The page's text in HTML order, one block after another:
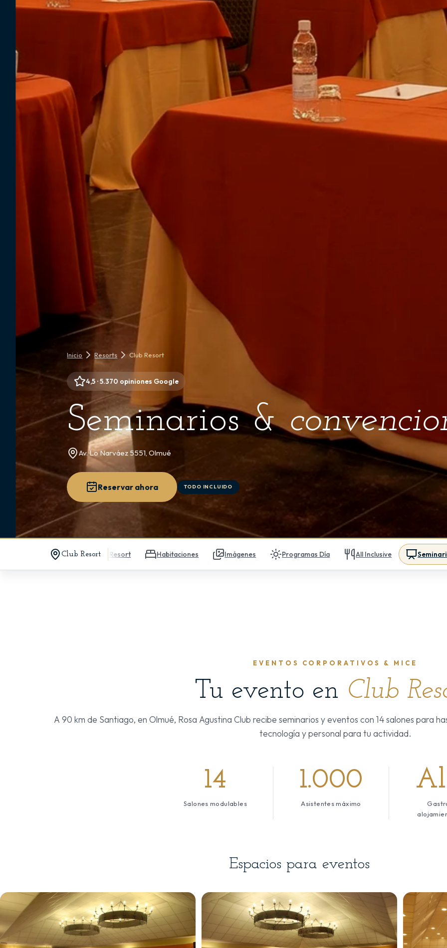
Inicio Resorts Club Resort
4,5 · 5.370 opiniones Google
Seminarios &
Av. Lo Narváez 5551, Olmué
Reservar ahora TODO INCLUIDO
Club Resort El Resort Habitaciones Imágenes Programas Día All Inclusive
EVENTOS CORPORATIVOS & MICE
Tu evento en Club
A 90 km de Santiago, en Olmué, Rosa Agustina Club recibe seminarios y eventos con 14 salones para
tecnología y personal para tu actividad.
14
Salones modulables
1.000
Asistentes máximo
Espacios para eventos